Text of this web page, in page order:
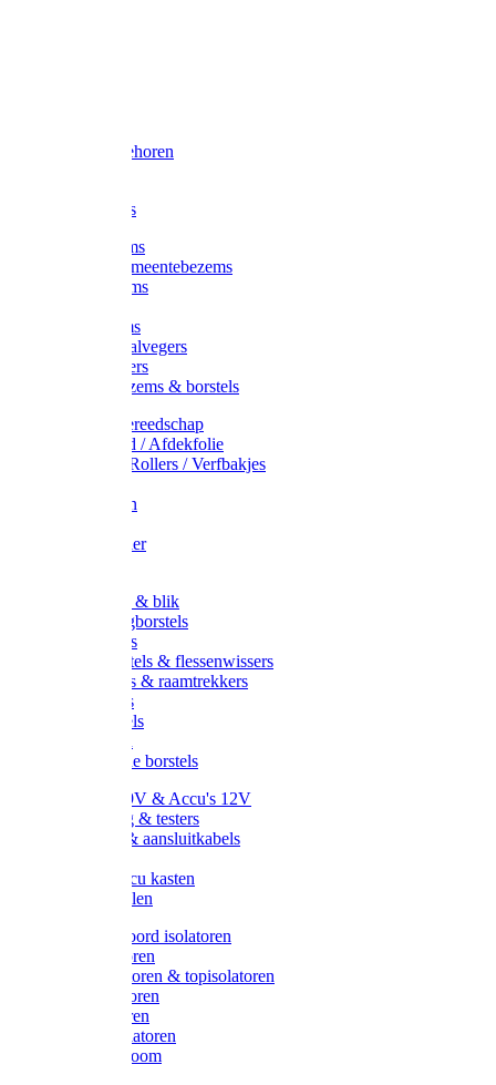
Slede toebehoren
Composters
Straatbezems
Stads- / Gemeentebezems
Terrasbezems
Gootbezems
Kamer-/Zaalvegers
Vloertrekkers
Onkruidbezems & borstels
Schildersgereedschap
Afplakband / Afdekfolie
Kwasten / Rollers / Verfbakjes
Afdekfoliën
Schuurpapier
Handveger & blik
Voetenveegborstels
Handvegers
Afwasborstels & flessenwissers
Wasborstels & raamtrekkers
Tonborstels
Werkborstels
Hygienische borstels
Batterijen 9V & Accu's 12V
Beveiliging & testers
Kabelsets & aansluitkabels
Metalen accu kasten
Zonnepanelen
Draad & koord isolatoren
Ringisolatoren
Extra isolatoren & topisolatoren
Hoekisolatoren
Lintisolatoren
Afstandisolatoren
Isolatorenboom